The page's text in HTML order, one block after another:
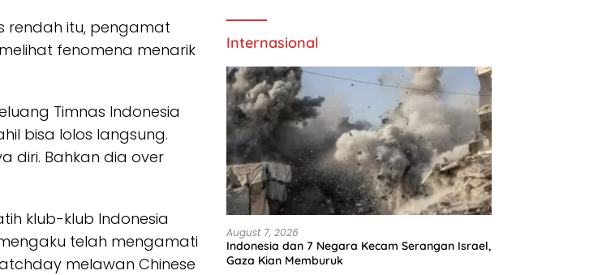
rendah itu, pengamat
fenomena menarik
Timnas Indonesia
bisa lolos langsung.
diri. Bahkan dia over
klub-klub Indonesia
telah mengamati
melawan Chinese
Internasional
August 7, 2026
Indonesia dan 7 Negara Kecam Serangan Israel,
Gaza Kian Memburuk